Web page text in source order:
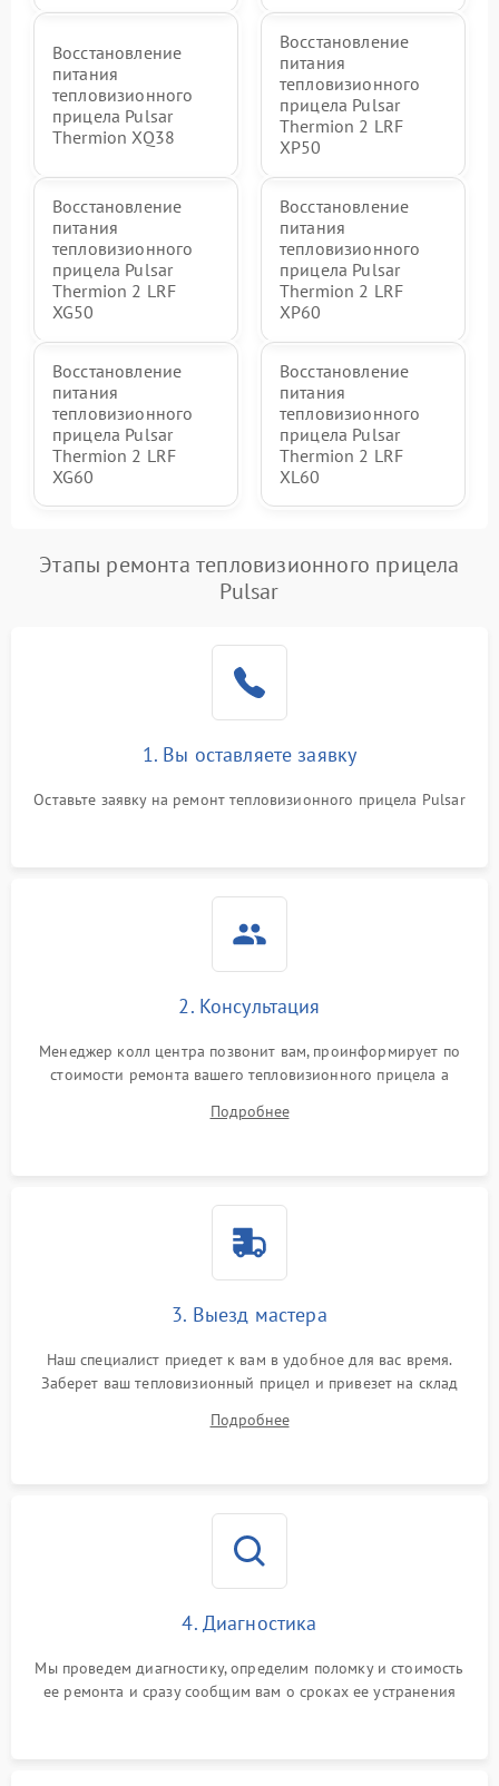
Восстановление
питания
тепловизионного
прицела Pulsar
Thermion XQ38
Восстановление
питания
тепловизионного
прицела Pulsar
Thermion 2 LRF
XP50
Восстановление
питания
тепловизионного
прицела Pulsar
Thermion 2 LRF
XG50
Восстановление
питания
тепловизионного
прицела Pulsar
Thermion 2 LRF
XP60
Восстановление
питания
тепловизионного
прицела Pulsar
Thermion 2 LRF
XG60
Восстановление
питания
тепловизионного
прицела Pulsar
Thermion 2 LRF
XL60
Этапы ремонта тепловизионного прицела
Pulsar
1. Вы оставляете заявку
Оставьте заявку на ремонт тепловизионного прицела Pulsar
2. Консультация
Менеджер колл центра позвонит вам, проинформирует по
стоимости ремонта вашего тепловизионного прицела а
Подробнее
3. Выезд мастера
Наш специалист приедет к вам в удобное для вас время.
Заберет ваш тепловизионный прицел и привезет на склад
Подробнее
4. Диагностика
Мы проведем диагностику, определим поломку и стоимость
ее ремонта и сразу сообщим вам о сроках ее устранения